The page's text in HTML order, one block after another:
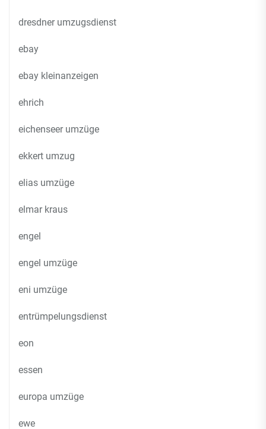
dresdner umzugsdienst
ebay
ebay kleinanzeigen
ehrich
eichenseer umzüge
ekkert umzug
elias umzüge
elmar kraus
engel
engel umzüge
eni umzüge
entrümpelungsdienst
eon
essen
europa umzüge
ewe